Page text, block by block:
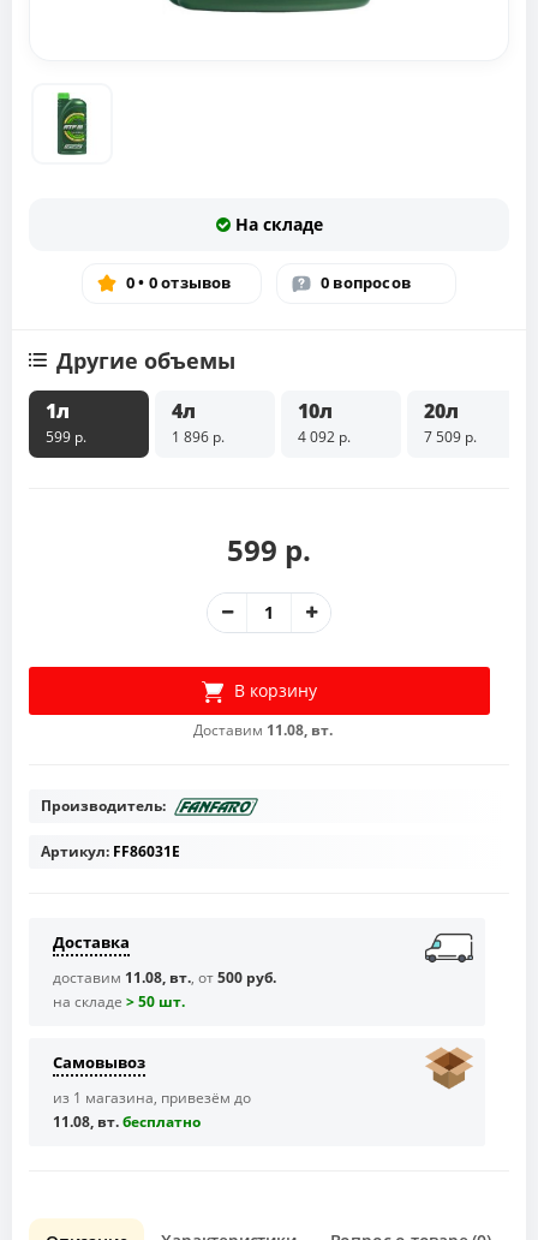
На складе
0 • 0 отзывов 0 вопросов
Другие объемы
1л
599 р.
4л
1 896 р.
10л
4 092 р.
20л
7 509 р.
599 р.
В корзину
Доставим 11.08, вт.
Производитель:
Артикул: FF86031E
Доставка
доставим 11.08, вт., от500 руб.
на складе > 50 шт.
Самовывоз
из 1 магазина, привезём до
11.08, вт.бесплaтно